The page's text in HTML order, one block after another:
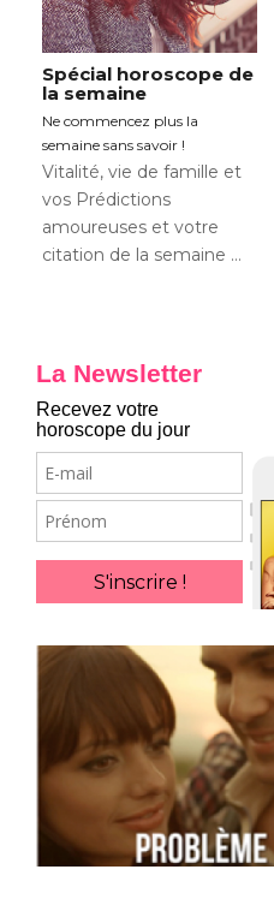
Spécial horoscope de
la semaine
Ne commencez plus la
semaine sans savoir !
Vitalité, vie de famille et
vos Prédictions
amoureuses et votre
citation de la semaine …
La Newsletter
Recevez votre
horoscope du jour
E-
mail
Prénom
S'inscrire !